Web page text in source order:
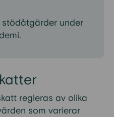
under
regleras av olika
som varierar